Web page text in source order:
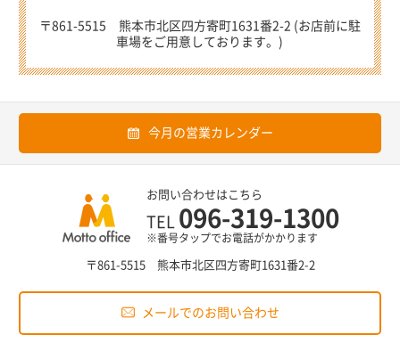
〒861-5515 熊本市北区四方寄町1631番2-2 (お店前に駐
車場をご用意しております。)
今月の営業カレンダー
お問い合わせはこちら
TEL 096-319-1300
※番号タップでお電話がかかります
〒861-5515 熊本市北区四方寄町1631番2-2
メールでのお問い合わせ